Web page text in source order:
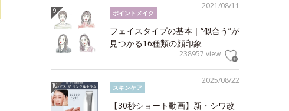
2021/08/11
ポイントメイク
フェイスタイプの基本｜“似合う”が
見つかる16種類の顔印象
238957 view
2025/08/22
スキンケア
【30秒ショート動画】新・シワ改